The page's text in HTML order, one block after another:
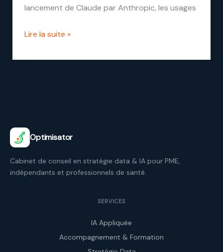
lancement de Claude par Anthropic, les usages
chronophages
Lire la suite »
Optimisator
Cabinet de conseil en stratégie data & IA pour PME,
indépendants et professionnels de santé.
SERVICES
IA Appliquée
Accompagnement & Formation